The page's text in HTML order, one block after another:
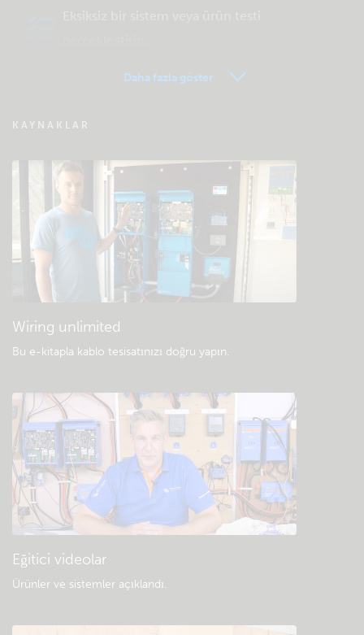
Community bilgi bankasına göz atın
Genel indirmeler ve belgeler
Daha fazla göster
KAYNAKLAR
Wiring unlimited
Bu e-kitapla kablo tesisatınızı doğru yapın.
Eğitici videolar
Ürünler ve sistemler açıklandı.